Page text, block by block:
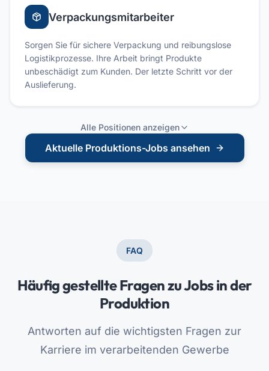
Verpackungsmitarbeiter
Sorgen Sie für sichere Verpackung und reibungslose
Logistikprozesse. Ihre Arbeit bringt Produkte
unbeschädigt zum Kunden. Der letzte Schritt vor der
Auslieferung.
Alle Positionen anzeigen
Aktuelle Produktions-Jobs ansehen
FAQ
Häufig gestellte Fragen zu Jobs in der
Produktion
Antworten auf die wichtigsten Fragen zur
Karriere im verarbeitenden Gewerbe